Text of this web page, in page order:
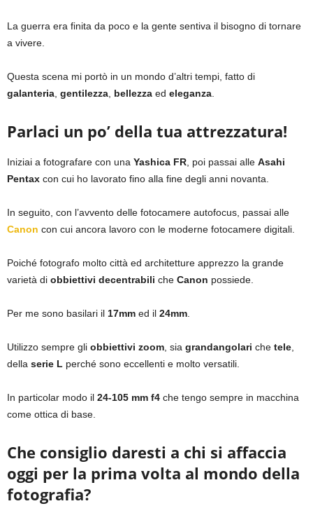
La guerra era finita da poco e la gente sentiva il bisogno di tornare
a vivere.
Questa scena mi portò in un mondo d’altri tempi, fatto di
galanteria, gentilezza, bellezza ed eleganza.
Parlaci un po’ della tua attrezzatura!
Iniziai a fotografare con una Yashica FR, poi passai alle Asahi
Pentax con cui ho lavorato fino alla fine degli anni novanta.
In seguito, con l’avvento delle fotocamere autofocus, passai alle
Canon con cui ancora lavoro con le moderne fotocamere digitali.
Poiché fotografo molto città ed architetture apprezzo la grande
varietà di obbiettivi decentrabili che Canon possiede.
Per me sono basilari il 17mm ed il 24mm.
Utilizzo sempre gli obbiettivi zoom, sia grandangolari che tele,
della serie L perché sono eccellenti e molto versatili.
In particolar modo il 24-105 mm f4 che tengo sempre in macchina
come ottica di base.
Che consiglio daresti a chi si affaccia
oggi per la prima volta al mondo della
fotografia?